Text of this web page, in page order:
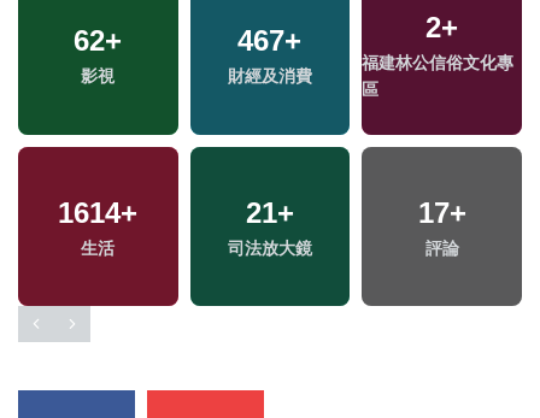
62+
影視
467+
財經及消費
2+
福建林公信俗文化專
區
1614+
生活
21+
司法放大鏡
17+
評論